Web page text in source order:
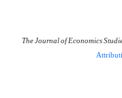
The Journal of Economics